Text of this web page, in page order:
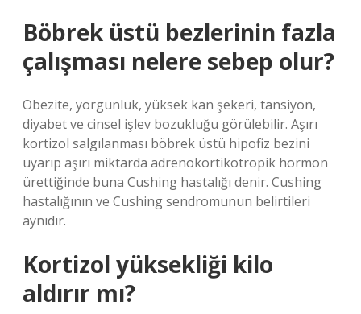
Böbrek üstü bezlerinin fazla
çalışması nelere sebep olur?
Obezite, yorgunluk, yüksek kan şekeri, tansiyon,
diyabet ve cinsel işlev bozukluğu görülebilir. Aşırı
kortizol salgılanması böbrek üstü hipofiz bezini
uyarıp aşırı miktarda adrenokortikotropik hormon
ürettiğinde buna Cushing hastalığı denir. Cushing
hastalığının ve Cushing sendromunun belirtileri
aynıdır.
Kortizol yüksekliği kilo
aldırır mı?